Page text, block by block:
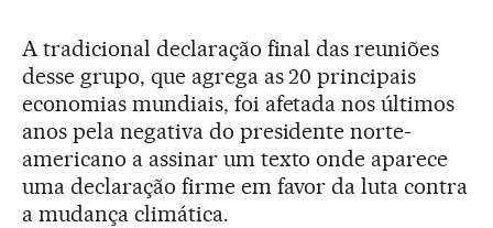
A tradicional declaração final das reuniões
desse grupo, que agrega as 20 principais
economias mundiais, foi afetada nos últimos
anos pela negativa do presidente norte-
americano a assinar um texto onde aparece
uma declaração firme em favor da luta contra
a mudança climática.